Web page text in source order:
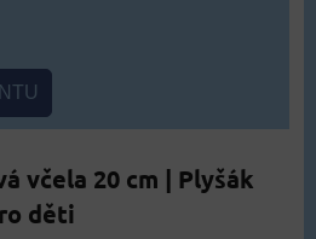
včela 20 cm | Plyšák
děti